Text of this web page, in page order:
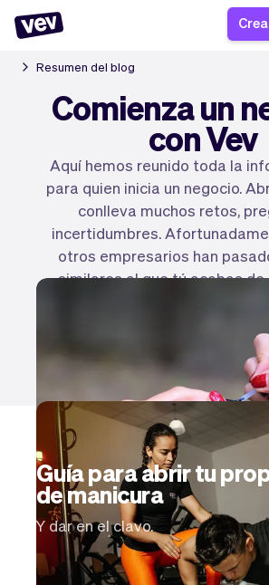
Software de gestión
Software de entregas
Sistema POS
Software servicios de
campo
CRM para PYMES
clases
Historias
Blogs
Ayuda
Novedades
App
Insertar Widget
Tickets
Marketing
Pagos
Diseño
Piloto
Vista
Equipo
Entregas
Resumen del blog
Comienza un
con Vev
Aquí hemos reunido toda la
para quien inicia un negocio.
conlleva muchos retos,
incertidumbres.
otros empresarios han
similares al que tú acabas de
Crea tu página
Guía para abrir tu
de manicura
Y dar en el clavo.